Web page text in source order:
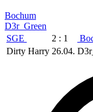
Bochum
D3r_Green
SGE
2 : 1
Dirty Harry 26.04.